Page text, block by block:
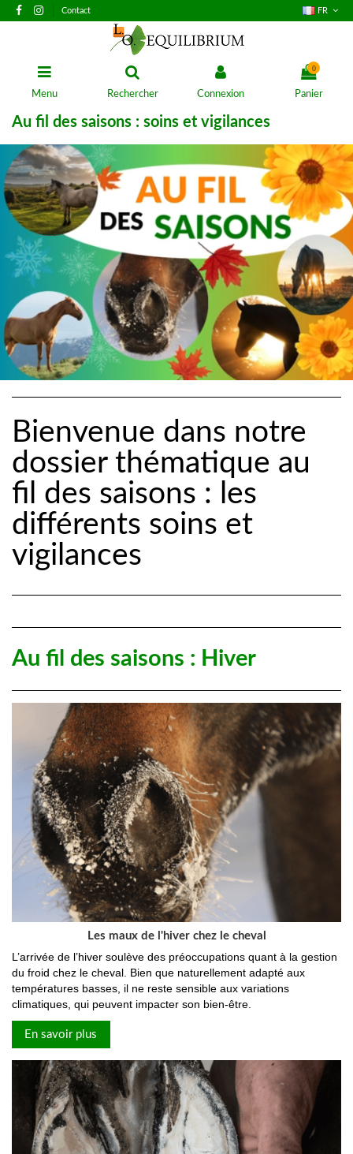
Contact FR
Menu Rechercher Connexion
0
Panier
Au fil des saisons : soins et vigilances
Bienvenue dans notre
dossier thématique au
fil des saisons : les
différents soins et
vigilances
Au fil des saisons : Hiver
Les maux de l'hiver chez le cheval
L’arrivée de l’hiver soulève des préoccupations quant à la gestion
du froid chez le cheval. Bien que naturellement adapté aux
températures basses, il ne reste sensible aux variations
climatiques, qui peuvent impacter son bien-être.
En savoir plus